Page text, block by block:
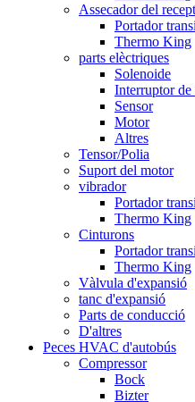
Assecador del
Portador
Thermo King
parts elèctriques
Solenoide
Interruptor de
Sensor
Motor
Altres
Tensor/Polia
Suport del motor
vibrador
Portador
Thermo King
Cinturons
Portador
Thermo King
Vàlvula d'expansió
tanc d'expansió
Parts de conducció
D'altres
Peces HVAC d'autobús
Compressor
Bock
Bizter